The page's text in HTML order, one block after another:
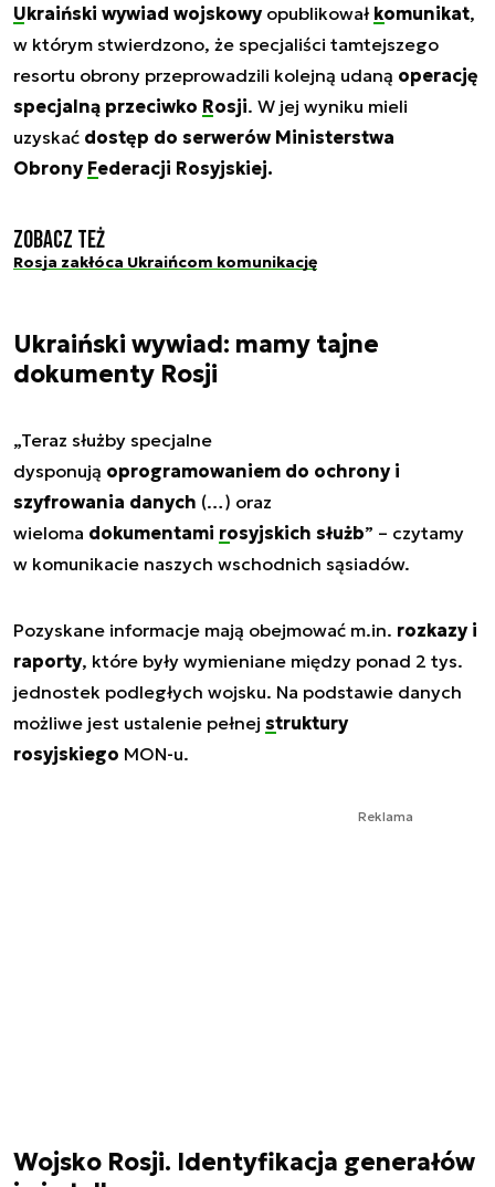
Ukraiński wywiad wojskowyopublikował komunikat,
w którym stwierdzono, że specjaliści tamtejszego
resortu obrony przeprowadzili kolejną udaną operację
specjalną przeciwko Rosji. W jej wyniku mieli
uzyskać dostęp do serwerów Ministerstwa
Obrony Federacji Rosyjskiej.
Zobacz też
Rosja zakłóca Ukraińcom komunikację
Ukraiński wywiad: mamy tajne
dokumenty Rosji
„Teraz służby specjalne
dysponują oprogramowaniem do ochrony i
szyfrowania danych (…) oraz
wieloma dokumentami rosyjskich służb” – czytamy
w komunikacie naszych wschodnich sąsiadów.
Pozyskane informacje mają obejmować m.in. rozkazy i
raporty, które były wymieniane między ponad 2 tys.
jednostek podległych wojsku. Na podstawie danych
możliwe jest ustalenie pełnej struktury
rosyjskiego MON-u.
Reklama
Wojsko Rosji. Identyfikacja generałów